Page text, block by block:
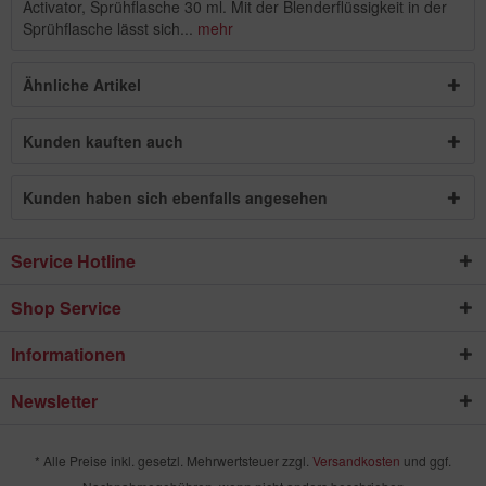
Activator, Sprühflasche 30 ml. Mit der Blenderflüssigkeit in der
Sprühflasche lässt sich... mehr
Ähnliche Artikel
Kunden kauften auch
Kunden haben sich ebenfalls angesehen
Service Hotline
Shop Service
Informationen
Newsletter
* Alle Preise inkl. gesetzl. Mehrwertsteuer zzgl. Versandkosten und ggf.